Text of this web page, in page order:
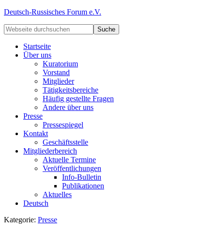
Deutsch-Russisches Forum e.V.
Startseite
Über uns
Kuratorium
Vorstand
Mitglieder
Tätigkeitsbereiche
Häufig gestellte Fragen
Andere über uns
Presse
Pressespiegel
Kontakt
Geschäftsstelle
Mitgliederbereich
Aktuelle Termine
Veröffentlichungen
Info-Bulletin
Publikationen
Aktuelles
Deutsch
Kategorie: Presse